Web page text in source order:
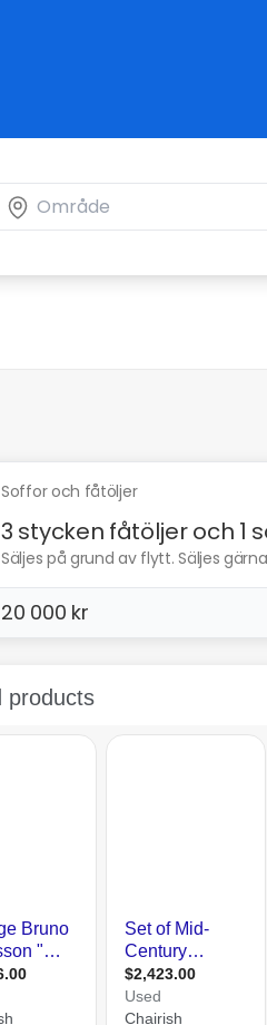
Soffor och fåtöljer
3 stycken fåtöljer och 1
Säljes på grund av flytt. Säljes
20 000 kr